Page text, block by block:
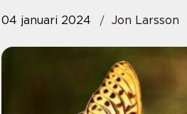
04 januari 2024 Jon Larsson